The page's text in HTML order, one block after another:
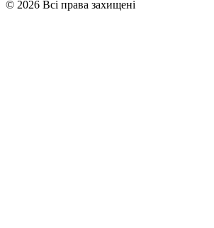
© 2026 Всі права захищені